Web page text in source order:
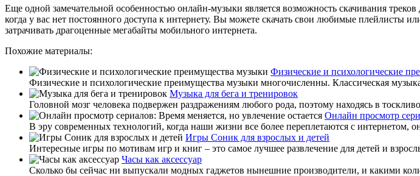
Еще одной замечательной особенностью онлайн-музыки является возможность скачивания
когда у вас нет постоянного доступа к интернету. Вы можете скачать свои любимые плейлисты
затрачивать драгоценные мегабайты мобильного интернета.
Похожие материалы:
Физические и психологические
Физические и психологические преимущества музыки многочисленны. Классическая
Музыка для бега и тренировок
Головной мозг человека подвержен раздражениям любого рода, поэтому находясь в
Онлайн просмотр
В эру современных технологий, когда наши жизни все более переплетаются с интернетом,
Игры Соник для взрослых и детей
Интересные игры по мотивам игр и книг – это самое лучшее развлечение для детей и
Часы как аксессуар
Сколько бы сейчас ни выпускали модных гаджетов нынешние производители, и какими